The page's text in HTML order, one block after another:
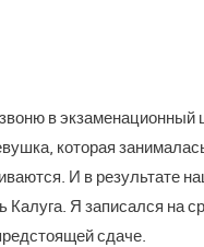
в экзаменационный
которая
И в результате
Я записался на
сдаче.